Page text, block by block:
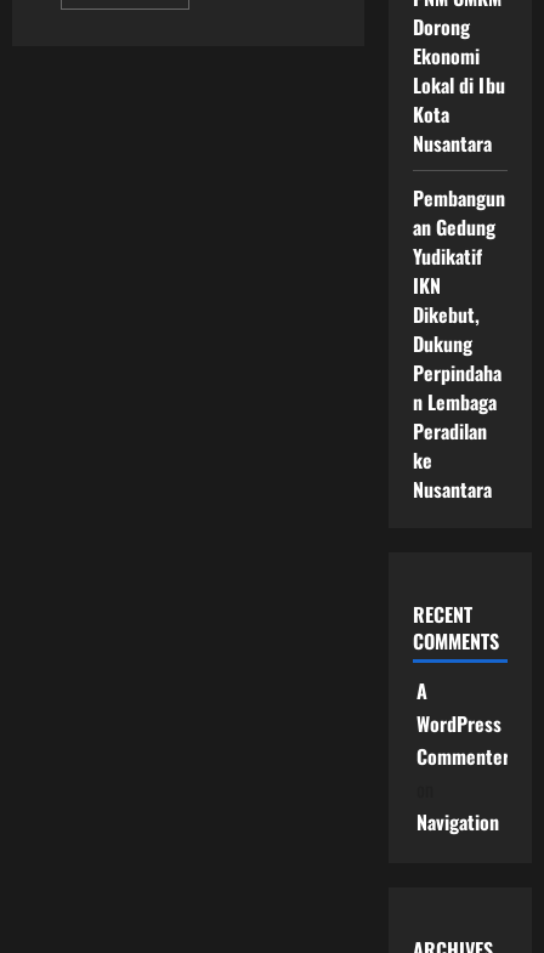
Dorong
Ekonomi
Lokal di Ibu
Kota
Nusantara
Pembangun
an Gedung
Yudikatif
IKN
Dikebut,
Dukung
Perpindaha
n Lembaga
Peradilan
ke
Nusantara
RECENT
COMMENTS
A
WordPress
Commenter
Navigation